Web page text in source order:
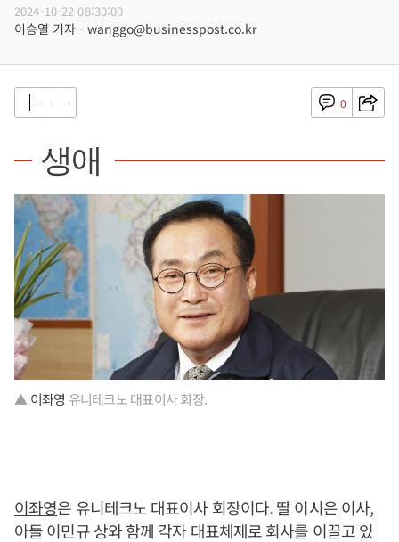
2024-10-22 08:30:00
이승열 기자 - wanggo@businesspost.co.kr
0
생애
▲ 이좌영 유니테크노 대표이사 회장.
이좌영은 유니테크노 대표이사 회장이다. 딸 이시은 이사,
아들 이민규 상와 함께 각자 대표체제로 회사를 이끌고 있